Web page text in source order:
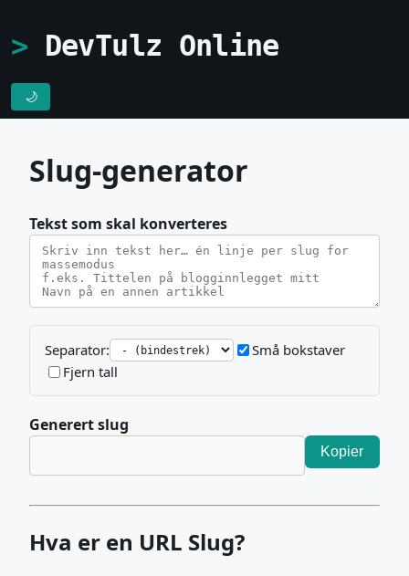
DevTulz Online
🌙
Slug-generator
Tekst som skal konverteres
Separator:
Små bokstaver
Fjern tall
Generert slug
Kopier
Hva er en URL Slug?